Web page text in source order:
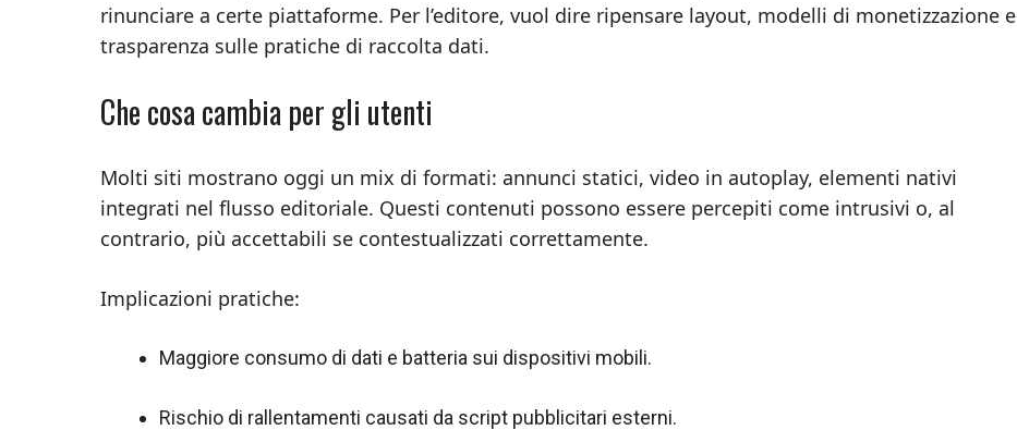
rinunciare a certe piattaforme. Per l’editore, vuol dire ripensare layout, modelli di monetizzazione e
trasparenza sulle pratiche di raccolta dati.
Che cosa cambia per gli utenti
Molti siti mostrano oggi un mix di formati: annunci statici, video in autoplay, elementi nativi
integrati nel flusso editoriale. Questi contenuti possono essere percepiti come intrusivi o, al
contrario, più accettabili se contestualizzati correttamente.
Implicazioni pratiche:
Maggiore consumo di dati e batteria sui dispositivi mobili.
Rischio di rallentamenti causati da script pubblicitari esterni.